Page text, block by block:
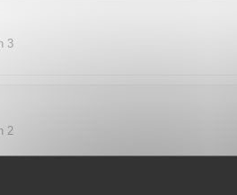
3
2
bonne cuisine, du fait maison de